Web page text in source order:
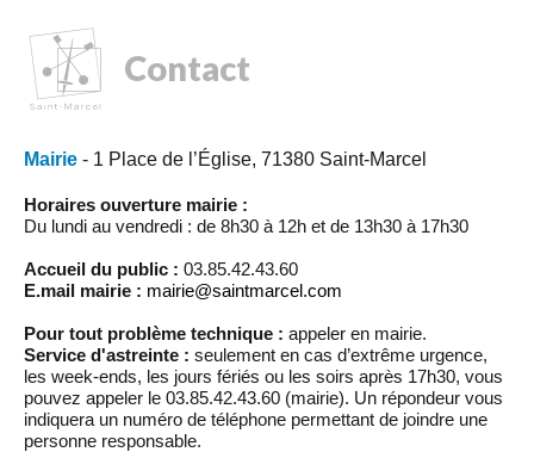
Contact
Mairie - 1 Place de l’Église, 71380 Saint-Marcel
Horaires ouverture mairie :
Du lundi au vendredi : de 8h30 à 12h et de 13h30 à 17h30
Accueil du public : 03.85.42.43.60
E.mail mairie : mairie@saintmarcel.com
Pour tout problème technique : appeler en mairie.
Service d'astreinte : seulement en cas d’extrême urgence,
les week-ends, les jours fériés ou les soirs après 17h30, vous
pouvez appeler le 03.85.42.43.60 (mairie). Un répondeur vous
indiquera un numéro de téléphone permettant de joindre une
personne responsable.